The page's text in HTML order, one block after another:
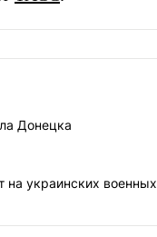
Донецка
на украинских военных